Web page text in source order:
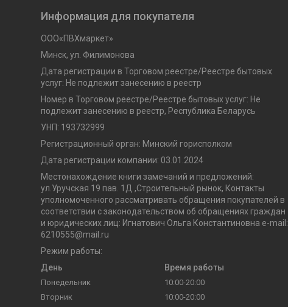
Информация для покупателя
OOO«ПВХмаркет»
Минск, ул. Филимонова
Дата регистрации в Торговом реестре/Реестре бытовых
услуг: Не подлежит занесению в реестр
Номер в Торговом реестре/Реестре бытовых услуг: Не
подлежит занесению в реестр, Республика Беларусь
УНП: 193732999
Регистрационный орган: Минский горисполком
Дата регистрации компании: 03.01.2024
Местонахождение книги замечаний и предложений:
ул.Уручская 19 пав. 1Д ,Строительный рынок, Контакты
уполномоченного рассматривать обращения покупателей в
соответствии с законодательством об обращениях граждан
и юридических лиц: Игнатович Ольга Константиновна e-mail:
6210555@mail.ru
Режим работы:
День
Время работы
Понедельник
10:00-20:00
Вторник
10:00-20:00